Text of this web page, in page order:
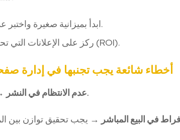
ابدأ بميزانية صغيرة واختبر عدة إعلانات قبل التوسع.
ركز على الإعلانات التي تحقق أعلى معدل تحويل (ROI).
أخطاء شائعة يجب تجنبها في إدارة
عدم الانتظام في النشر→ يفقد المتابعون الاهتمام.
في البيع المباشر